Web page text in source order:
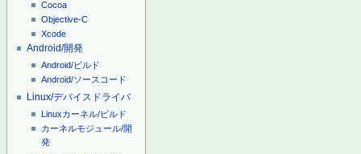
Cocoa
Objective-C
Xcode
Android/開発
Android/ビルド
Android/ソースコード
Linux/デバイスドライバ
Linuxカーネル/ビルド
カーネルモジュール/開
発